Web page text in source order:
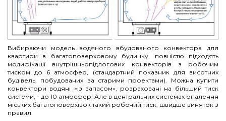
Вибираючи модель водяного вбудованого конвектора для
квартири в багатоповерховому будинку, повністю підходять
модифікації внутрішньопідлогових конвекторів з робочим
тиском до 6 атмосфер, (стандартний показник для висотних
будівель, побудованих за старими проектами). Можна купити
конвектори водяні «із запасом», розраховані на більший тиск
системи, - до 10 атмосфер. Але в центральних системах опалення
міських багатоповерхівок такий робочий тиск, швидше виняток з
правил.